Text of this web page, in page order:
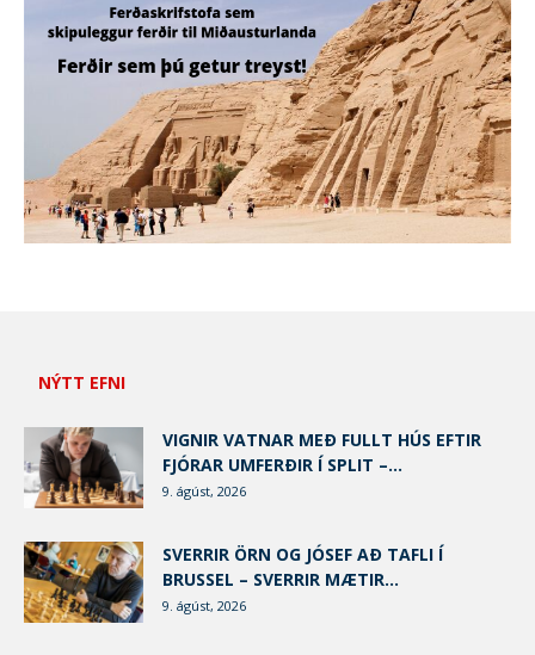
NÝTT EFNI
VIGNIR VATNAR MEÐ FULLT HÚS EFTIR
FJÓRAR UMFERÐIR Í SPLIT –...
9. ágúst, 2026
SVERRIR ÖRN OG JÓSEF AÐ TAFLI Í
BRUSSEL – SVERRIR MÆTIR...
9. ágúst, 2026